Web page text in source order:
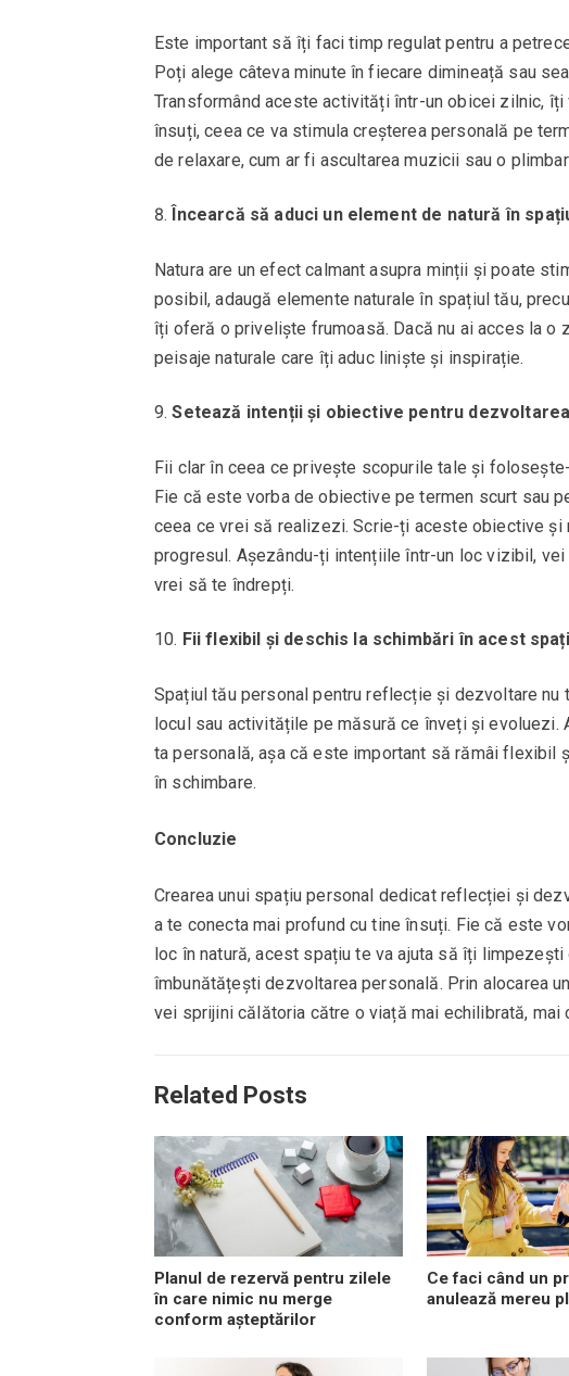
Este important să îți faci timp regulat pentru a
Poți alege câteva minute în fiecare dimineață sau
Transformând aceste activități într-un obicei zilnic,
însuți, ceea ce va stimula creșterea personală pe
de relaxare, cum ar fi ascultarea muzicii sau o
Încearcă să aduci un element de natură în
Natura are un efect calmant asupra minții și poate
posibil, adaugă elemente naturale în spațiul tău,
îți oferă o priveliște frumoasă. Dacă nu ai acces la o
peisaje naturale care îți aduc liniște și inspirație.
Setează intenții și obiective pentru
Fii clar în ceea ce privește scopurile tale și
Fie că este vorba de obiective pe termen scurt sau
ceea ce vrei să realizezi. Scrie-ți aceste obiective
progresul. Așezându-ți intențiile într-un loc vizibil,
vrei să te îndrepți.
Fii flexibil și deschis la schimbări în acest
Spațiul tău personal pentru reflecție și dezvoltare
locul sau activitățile pe măsură ce înveți și
ta personală, așa că este important să rămâi
în schimbare.
Concluzie
Crearea unui spațiu personal dedicat reflecției și
a te conecta mai profund cu tine însuți. Fie că este
loc în natură, acest spațiu te va ajuta să îți
îmbunătățești dezvoltarea personală. Prin alocarea
vei sprijini călătoria către o viață mai echilibrată, mai
Related Posts
Planul de rezervă pentru zilele
în care nimic nu merge
conform așteptărilor
Ce faci când un
anulează mereu